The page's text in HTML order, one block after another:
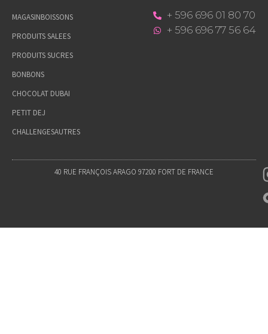
MAGASINBOISSONS
PRODUITS SALEES
PRODUITS SUCRES
BONBONS
CHOCOLAT DUBAI
PETIT DEJ
CHALLENGESAUTRES
+ 596 696 01 80 70
+ 596 696 77 56 64
40 RUE FRANÇOIS ARAGO 97200 FORT DE FRANCE